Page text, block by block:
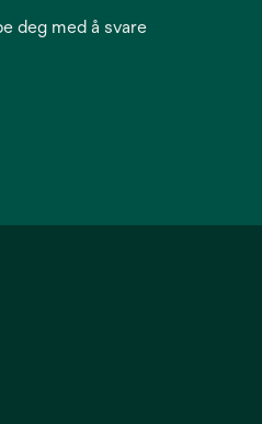
deg med å svare